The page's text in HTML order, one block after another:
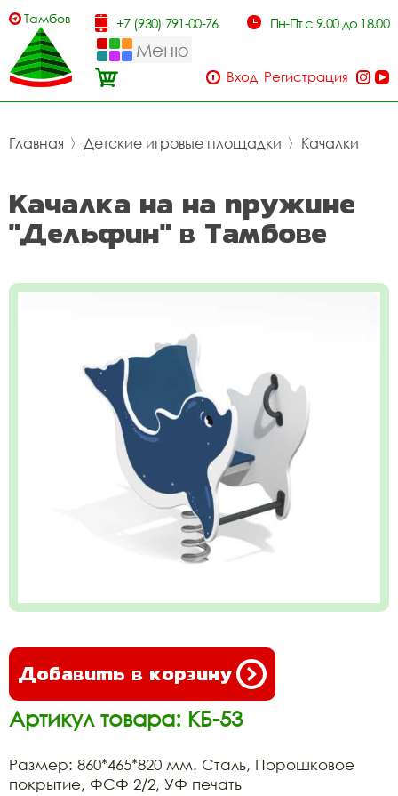
Тамбов +7 (930) 791-00-76 Пн-Пт с 9.00 до 18.00
Меню
Вход Регистрация
Главная 〉 Детские игровые площадки 〉 Качалки
Качалка на на пружине
"Дельфин" в Тамбове
Добавить в корзину
Артикул товара: КБ-53
Размер: 860*465*820 мм. Сталь, Порошковое
покрытие, ФСФ 2/2, УФ печать